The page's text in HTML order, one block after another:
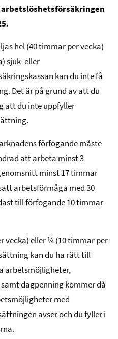
hel (40 timmar per vecka)
sjuk- eller
kan du inte få
Det är på grund av att du
att du inte uppfyller
förfogande måste
att arbeta minst 3
minst 17 timmar
arbetsförmåga med 30
till förfogande 10 timmar
vecka) eller ¼ (10 timmar per
kan du ha rätt till
arbetsmöjligheter,
dagpenning kommer då
med
avser och du fyller i